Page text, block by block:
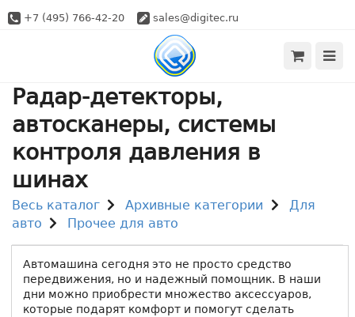
+7 (495) 766-42-20 sales@digitec.ru
Радар-детекторы,
автосканеры, системы
контроля давления в
шинах
Весь каталог Архивные категории
Для
авто
Прочее для авто
Автомашина сегодня это не просто средство
передвижения, но и надежный помощник. В наши
дни можно приобрести множество аксессуаров,
которые подарят комфорт и помогут сделать